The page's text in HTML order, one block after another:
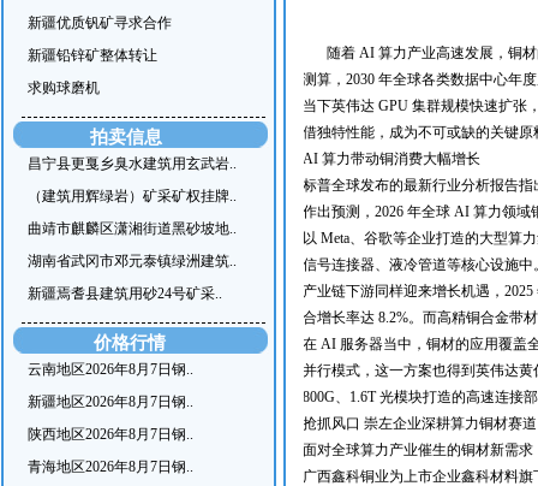
新疆优质钒矿寻求合作
新疆铅锌矿整体转让
求购球磨机
拍卖信息
昌宁县更戛乡臭水建筑用玄武岩..
（建筑用辉绿岩）矿采矿权挂牌..
曲靖市麒麟区潇湘街道黑砂坡地..
湖南省武冈市邓元泰镇绿洲建筑..
新疆焉耆县建筑用砂24号矿采..
价格行情
云南地区2026年8月7日钢..
新疆地区2026年8月7日钢..
陕西地区2026年8月7日钢..
青海地区2026年8月7日钢..
随着 AI 算力产业高速发展，铜
测算，2030 年全球各类数据中心年
当下英伟达 GPU 集群规模快速扩张
借独特性能，成为不可或缺的关键
AI 算力带动铜消费大幅增长
标普全球发布的最新行业分析报告
作出预测，2026 年全球 AI 算力领
以 Meta、谷歌等企业打造的大型算
信号连接器、液冷管道等核心设施中
产业链下游同样迎来增长机遇，
合增长率达 8.2%。而高精铜合金带
在 AI 服务器当中，铜材的应用覆盖
并行模式，这一方案也得到英伟达
800G、1.6T 光模块打造的高速连接
抢抓风口 崇左企业深耕算力铜材赛道
面对全球算力产业催生的铜材新需
广西鑫科铜业为上市企业鑫科材料